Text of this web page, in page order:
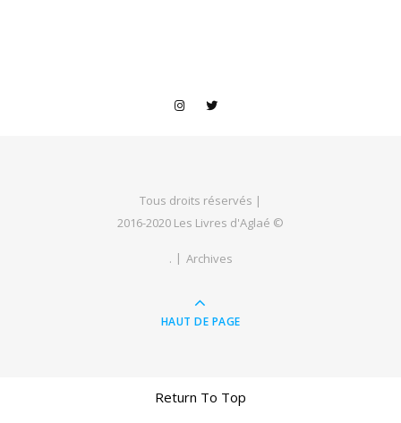
Tous droits réservés |
2016-2020 Les Livres d'Aglaé ©
. Archives
HAUT DE PAGE
Return To Top